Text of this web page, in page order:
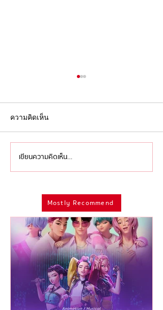
'ไอเดียล้นเหลือ เหลืออย่าง
เดียวคือทำ' ว่าด้วย 'การ
มนุษย์ครีเอทีฟที่อาจมีที่มา
จากความกลัวลึกๆ ในจิตใจ
ความคิดเห็น
เขียนความคิดเห็น…
Mostly Recommend